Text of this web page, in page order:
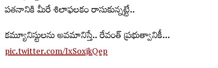
పతనానికి మీరే శిలాఫలకం రాసుకున్న‌ట్టే..
క‌మ్యూనిస్టుల‌ను అవ‌మానిస్తే.. రేవంత్ ప్ర‌భుత్వానికీ…
pic.twitter.com/IxSoxjkQep